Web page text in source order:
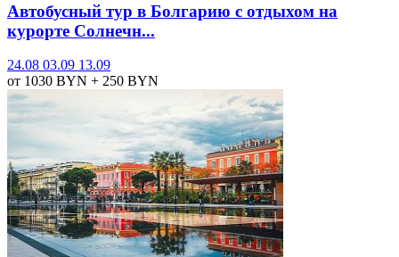
Автобусный тур в Болгарию с отдыхом на
курорте Солнечн...
24.08 03.09 13.09
от 1030 BYN + 250 BYN